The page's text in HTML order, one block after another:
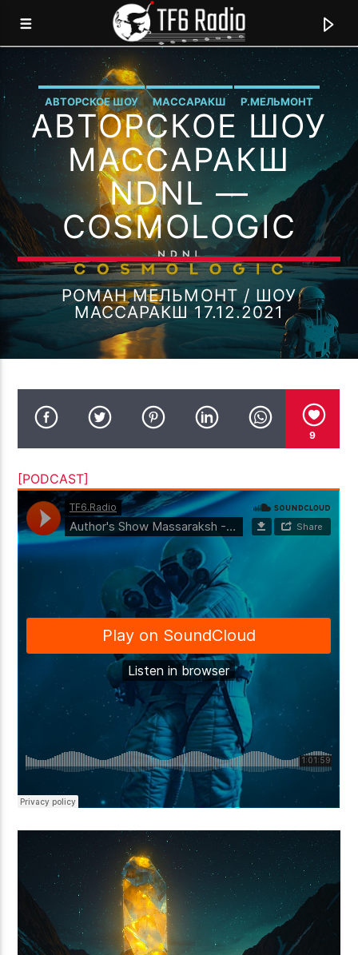
TF6 RADIO
МЫ ГОВОРИМ НА ЯЗЫКЕ МУЗЫКИ!
0:00
ПОТОК НАСТОЯЩЕГО
ELF LOVE SONGS TO TROLL ( CCCP
CREW MIX 33 )
TF РОМАН МЕЛЬМОНТ
TF6 Radio
АВТОРСКОЕ ШОУ МАССАРАКШ Р.МЕЛЬМОНТ
АВТОРСКОЕ ШОУ
МАССАРАКШ
NDNL —
COSMOLOGIC
РОМАН МЕЛЬМОНТ / ШОУ
МАССАРАКШ 17.12.2021
9
[PODCAST]